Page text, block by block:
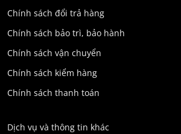
Chính sách đổi trả hàng
Chính sách bảo trì, bảo hành
Chính sách vận chuyển
Chính sách kiểm hàng
Chính sách thanh toán
Dịch vụ và thông tin khác